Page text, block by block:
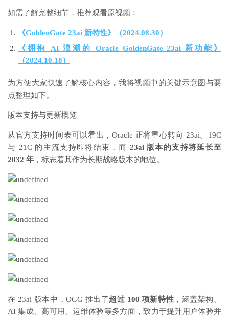
如需了解完整细节，推荐观看原视频：
《GoldenGate 23ai 新特性》（2024.08.30）
《拥抱 AI 浪潮的 Oracle GoldenGate 23ai 新功能》
（2024.10.18）
为方便大家快速了解核心内容，我将视频中的关键示意图与要
点整理如下。
版本支持与更新概览
从官方支持时间表可以看出，Oracle 正将重心转向 23ai。19C
与 21C 的主流支持即将结束，而 23ai 版本的支持将延长至
2032 年 ，标志着其作为长期战略版本的地位。
在 23ai 版本中，OGG 推出了超过 100 项新特性 ，涵盖架构、
AI 集成、高可用、运维体验等多方面，致力于提升用户体验并